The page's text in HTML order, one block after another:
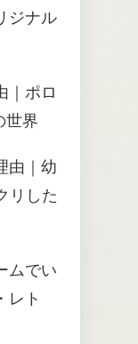
ジナル
｜ポロ
世界
由｜幼
リした
ムでい
レト